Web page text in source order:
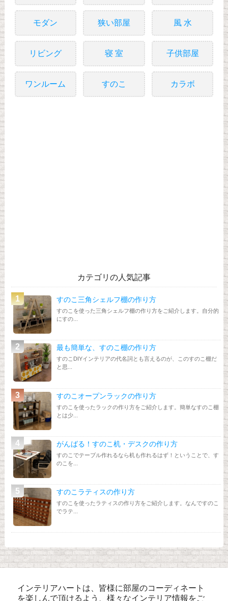
モダン 狭い部屋 風 水
リビング 寝 室 子供部屋
ワンルーム すのこ カラボ
カテゴリの人気記事
すのこ三角シェルフ棚の作り方
すのこを使った三角シェルフ棚の作り方をご紹介します。自分的
にすの...
最も簡単な、すのこ棚の作り方
すのこDIYインテリアの代名詞とも言えるのが、このすのこ棚だ
と思...
すのこオープンラックの作り方
すのこを使ったラックの作り方をご紹介します。簡単なすのこ棚
とは少...
がんばる！すのこ机・デスクの作り方
すのこでテーブル作れるなら机も作れるはず！ということで、す
のこを...
すのこラティスの作り方
すのこを使ったラティスの作り方をご紹介します。なんですのこ
でラテ...
インテリアハートは、皆様に部屋のコーディネート
を楽しんで頂けるよう、様々なインテリア情報をご